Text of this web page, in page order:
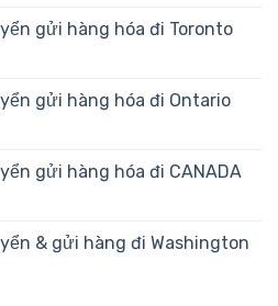
gửi hàng hóa đi Toronto
gửi hàng hóa đi Ontario
gửi hàng hóa đi CANADA
& gửi hàng đi Washington